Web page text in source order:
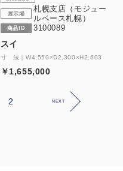
展示場
札幌支店（モジュー
ルベース札幌）
商品ID 3100089
スイ
寸 法｜W4,550×D2,300×H2,603
￥1,655,000
2 NEXT